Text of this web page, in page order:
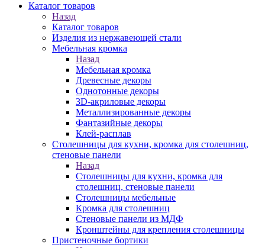
Каталог товаров
Назад
Каталог товаров
Изделия из нержавеющей стали
Мебельная кромка
Назад
Мебельная кромка
Древесные декоры
Однотонные декоры
3D-акриловые декоры
Металлизированные декоры
Фантазийные декоры
Клей-расплав
Столешницы для кухни, кромка для столешниц,
стеновые панели
Назад
Столешницы для кухни, кромка для
столешниц, стеновые панели
Столешницы мебельные
Кромка для столешниц
Стеновые панели из МДФ
Кронштейны для крепления столешницы
Пристеночные бортики